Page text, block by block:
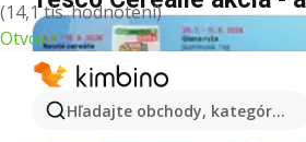
(14,1 tis. hodnotení)
Otvoriť
Hľadajte obchody, kategórie,